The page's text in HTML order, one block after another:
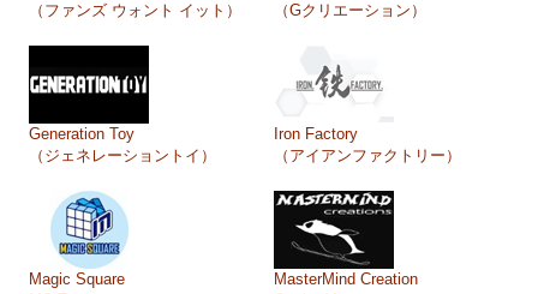
（ファンズ ウォント イット）
（Gクリエーション）
Generation Toy
（ジェネレーショントイ）
Iron Factory
（アイアンファクトリー）
Magic Square
MasterMind Creation